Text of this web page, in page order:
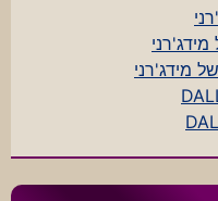
מידג'רני